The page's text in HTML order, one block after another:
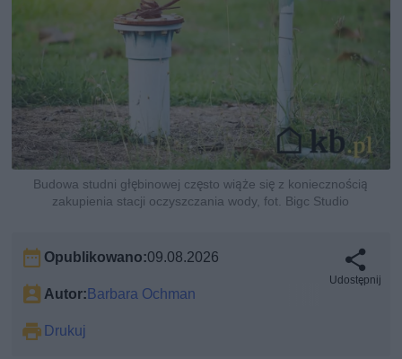
Budowa studni głębinowej często wiąże się z koniecznością
zakupienia stacji oczyszczania wody, fot. Bigc Studio
Opublikowano:09.08.2026
Autor: Barbara Ochman
Drukuj
Udostępnij